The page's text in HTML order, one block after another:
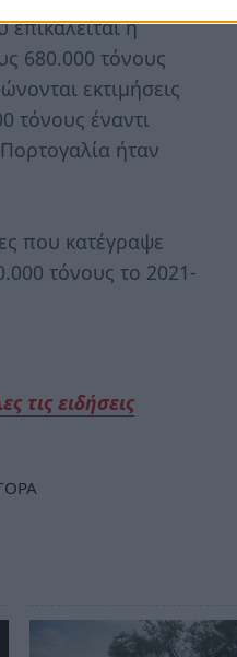
η
680.000 τόνους
εκτιμήσεις
τόνους έναντι
ήταν
που κατέγραψε
τόνους το 2021-
τις ειδήσεις